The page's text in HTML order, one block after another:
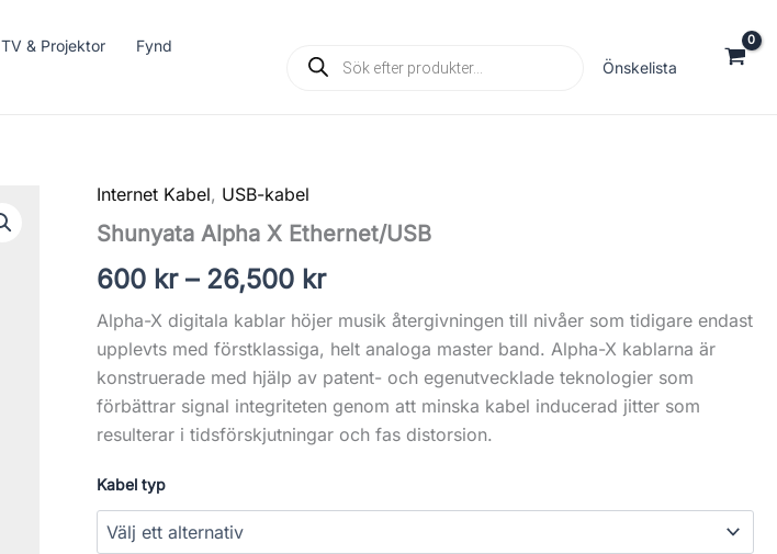
TV & Projektor
Fynd
search
Önskelista
Internet Kabel, USB-kabel
Shunyata Alpha X Ethernet/USB
600 kr – 26,500 kr
600 kr
26,500 kr
Alpha-X digitala kablar höjer musik återgivningen till nivåer som tidigare endast
upplevts med förstklassiga, helt analoga master band. Alpha-X kablarna är
konstruerade med hjälp av patent- och egenutvecklade teknologier som
förbättrar signal integriteten genom att minska kabel inducerad jitter som
resulterar i tidsförskjutningar och fas distorsion.
Kabel typ
Shunyata
X
mängd